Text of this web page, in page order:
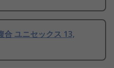
ユニセックス 13,